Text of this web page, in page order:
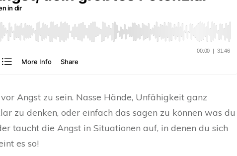
Angst zu sein. Nasse Hände, Unfähigkeit ganz
zu denken, oder einfach das sagen zu können was du
taucht die Angst in Situationen auf, in denen du sich
es so!